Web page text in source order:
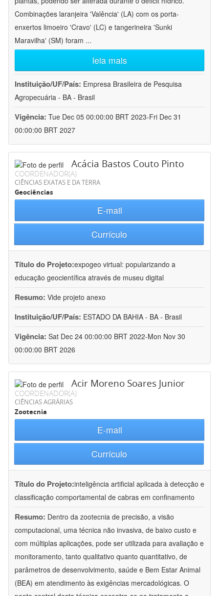
Combinações laranjeira 'Valência' (LA) com os porta-
enxertos limoeiro 'Cravo' (LC) e tangerineira 'Sunki
Maravilha' (SM) foram ...
leia mais
Instituição/UF/País: Empresa Brasileira de Pesquisa
Agropecuária - BA - Brasil
Vigência: Tue Dec 05 00:00:00 BRT 2023-Fri Dec 31
00:00:00 BRT 2027
Acácia Bastos Couto Pinto
COORDENADOR(A)
CIÊNCIAS EXATAS E DA TERRA
Geociências
E-mail
Currículo
Título do Projeto:expogeo virtual: popularizando a
educação geocientífica através de museu digital
Resumo: Vide projeto anexo
Instituição/UF/País: ESTADO DA BAHIA - BA - Brasil
Vigência: Sat Dec 24 00:00:00 BRT 2022-Mon Nov 30
00:00:00 BRT 2026
Acir Moreno Soares Junior
COORDENADOR(A)
CIÊNCIAS AGRÁRIAS
Zootecnia
E-mail
Currículo
Título do Projeto:inteligência artificial aplicada à detecção e
classificação comportamental de cabras em confinamento
Resumo: Dentro da zootecnia de precisão, a visão
computacional, uma técnica não invasiva, de baixo custo e
com múltiplas aplicações, pode ser utilizada para avaliação e
monitoramento, tanto qualitativo quanto quantitativo, de
parâmetros de desenvolvimento, saúde e Bem Estar Animal
(BEA) em atendimento às exigências mercadológicas. O